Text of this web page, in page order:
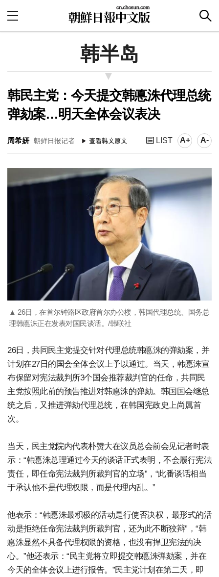
韩半岛
韩民主党：今天提交韩悳洙代理总统
弹劾案…明天全体会议表决
周希妍 朝鲜日报记者 LIST A+ A-
▲ 26日，在首尔钟路区政府首尔办公楼，韩国代理总统、国务总
理韩悳洙正在发表对国民谈话。/韩联社
26日，共同民主党提交针对代理总统韩悳洙的弹劾案，并
计划在27日的国会全体会议上予以通过。当天，韩悳洙宣
布保留对宪法裁判所3个国会推荐裁判官的任命，共同民
主党按照此前的预告推进对韩悳洙的弹劾。韩国国会继总
统之后，又推进弹劾代理总统，在韩国宪政史上尚属首
次。
当天，民主党院内代表朴赞大在议员总会前会见记者时表
示：“韩悳洙总理通过今天的谈话正式表明，不会履行宪法
责任，即任命宪法裁判所裁判官的立场”，“此番谈话相当
于承认他不是代理权限，而是代理内乱。”
他表示：“韩悳洙最积极的活动是行使否决权，最形式的活
动是拒绝任命宪法裁判所裁判官，还为此不断狡辩”，“韩
悳洙显然不具备代理权限的资格，也没有捍卫宪法的决
心。”他还表示：“民主党将立即提交韩悳洙弹劾案，并在
今天的全体会议上进行报告。”民主党计划在第二天，即